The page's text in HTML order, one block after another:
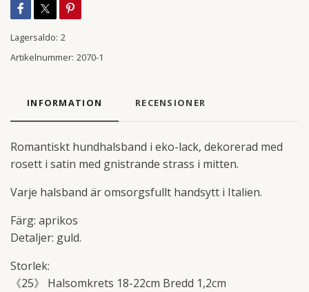
Lagersaldo: 2
Artikelnummer: 2070-1
INFORMATION RECENSIONER
Romantiskt hundhalsband i eko-lack, dekorerad med
rosett i satin med gnistrande strass i mitten.
Varje halsband är omsorgsfullt handsytt i Italien.
Färg: aprikos
Detaljer: guld.
Storlek:
《25》 Halsomkrets 18-22cm Bredd 1,2cm